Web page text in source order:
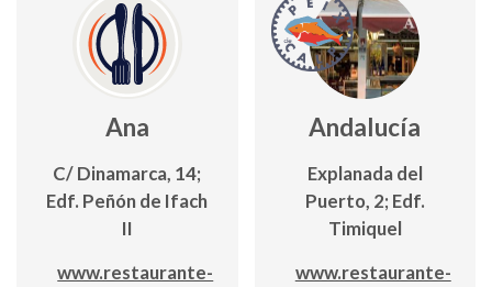
Ana
C/ Dinamarca, 14;
Edf. Peñón de Ifach
II
www.restaurante-
Andalucía
Explanada del
Puerto, 2; Edf.
Timiquel
www.restaurante-